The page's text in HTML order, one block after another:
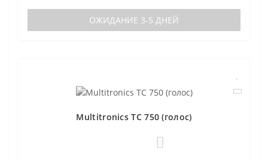
ОЖИДАНИЕ 3-5 ДНЕЙ
Multitronics TC 750 (голос)